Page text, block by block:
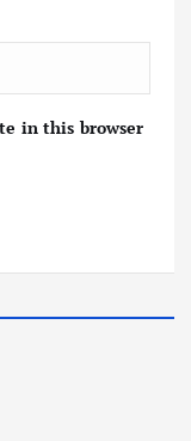
in this browser